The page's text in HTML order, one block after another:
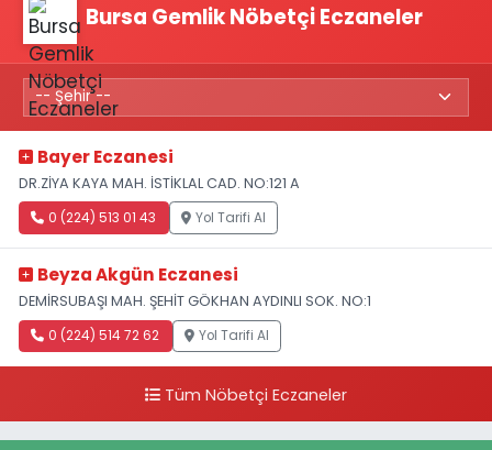
Bursa Gemlik Nöbetçi Eczaneler
Bayer Eczanesi
DR.ZİYA KAYA MAH. İSTİKLAL CAD. NO:121 A
0 (224) 513 01 43 Yol Tarifi Al
Beyza Akgün Eczanesi
DEMİRSUBAŞI MAH. ŞEHİT GÖKHAN AYDINLI SOK. NO:1
0 (224) 514 72 62 Yol Tarifi Al
Tüm Nöbetçi Eczaneler